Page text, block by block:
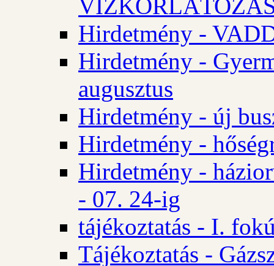
Hirdetmény -
Hirdetmény -
augusztus
Hirdetmény - új
Hirdetmény -
Hirdetmény -
- 07. 24-ig
tájékoztatás - I.
Tájékoztatás -